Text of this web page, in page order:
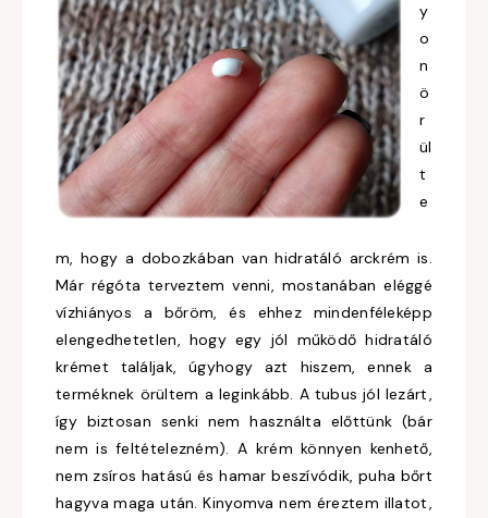
y
o
n
ö
r
ül
t
e
m, hogy a dobozkában van hidratáló arckrém is.
Már régóta terveztem venni, mostanában eléggé
vízhiányos a bőröm, és ehhez mindenféleképp
elengedhetetlen, hogy egy jól működő hidratáló
krémet találjak, úgyhogy azt hiszem, ennek a
terméknek örültem a leginkább. A tubus jól lezárt,
így biztosan senki nem használta előttünk (bár
nem is feltételezném). A krém könnyen kenhető,
nem zsíros hatású és hamar beszívódik, puha bőrt
hagyva maga után. Kinyomva nem éreztem illatot,